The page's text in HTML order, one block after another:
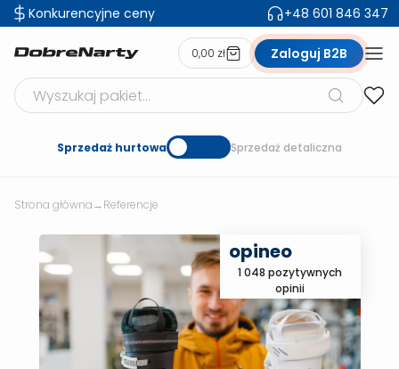
Konkurencyjne ceny +48 601 846 347
Szukaj produktów
0,00 zł Zaloguj B2B
Sprzedaż hurtowa Sprzedaż detaliczna
Strona główna→Referencje
opineo
1 048 pozytywnych
opinii